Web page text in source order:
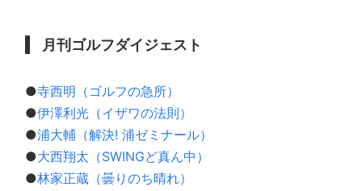
月刊ゴルフダイジェスト
●寺西明（ゴルフの急所）
●伊澤利光（イザワの法則）
●浦大輔（解決! 浦ゼミナール）
●大西翔太（SWINGど真ん中）
●林家正蔵（曇りのち晴れ）